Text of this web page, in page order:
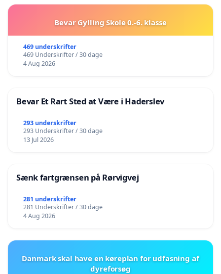
Bevar Gylling Skole 0.-6. klasse
469 underskrifter
469 Underskrifter / 30 dage
4 Aug 2026
Bevar Et Rart Sted at Være i Haderslev
293 underskrifter
293 Underskrifter / 30 dage
13 Jul 2026
Sænk fartgrænsen på Rørvigvej
281 underskrifter
281 Underskrifter / 30 dage
4 Aug 2026
Danmark skal have en køreplan for udfasning af
dyreforsøg